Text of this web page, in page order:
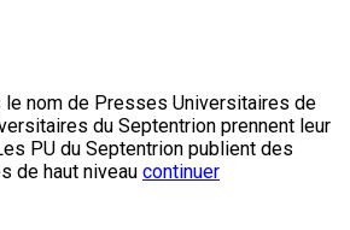
nom de Presses Universitaires de
du Septentrion prennent leur
PU du Septentrion publient des
de haut niveau continuer